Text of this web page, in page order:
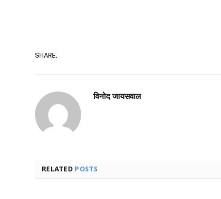
SHARE.
विनोद जायसवाल
RELATED POSTS